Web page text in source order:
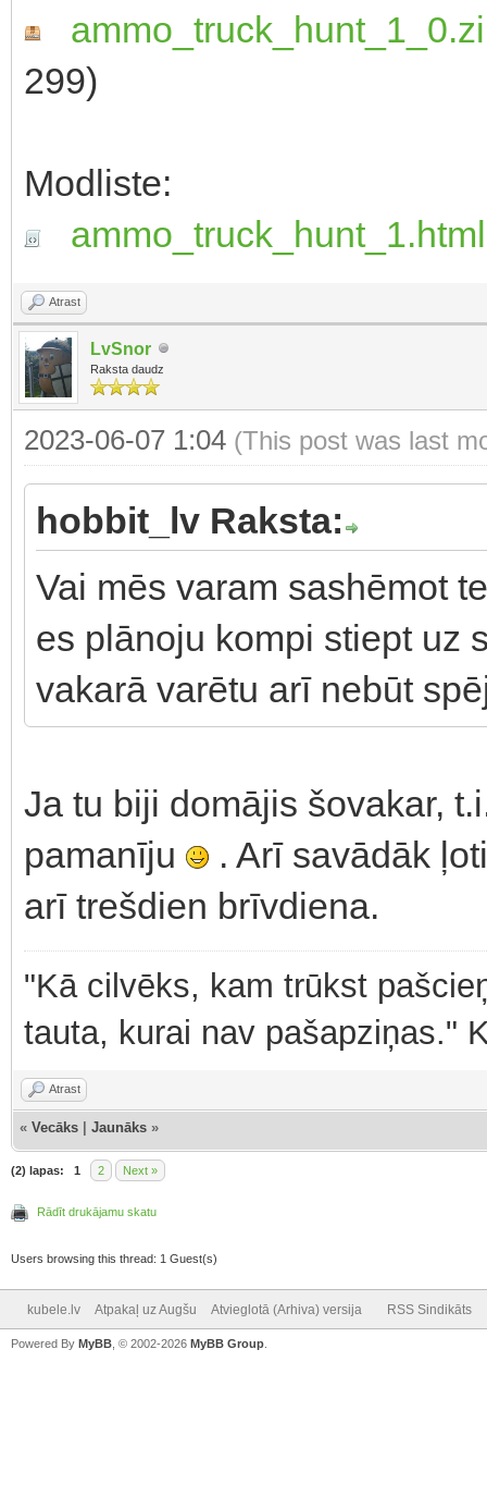
299)
Modliste:
ammo_truck_hunt_1.html
Atrast
LvSnor
Raksta daudz
2023-06-07 1:04 (This post was last
hobbit_lv Raksta:
Vai mēs varam sashēmot
es plānoju kompi stiept uz
vakarā varētu arī nebūt
Ja tu biji domājis šovakar,
pamanīju
. Arī savādāk
arī trešdien brīvdiena.
"Kā cilvēks, kam trūkst
tauta, kurai nav pašapziņas."
Atrast
« Vecāks Jaunāks »
(2) lapas: 1 2 Next »
Rādīt drukājamu skatu
Users browsing this thread: 1 Guest(s)
kubele.lv Atpakaļ uz Augšu Atvieglotā (Arhiva) versija RSS Sindikāts
Powered By MyBB , © 2002-2026 MyBB Group